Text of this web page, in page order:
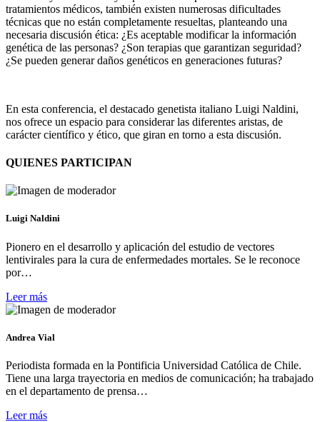
tratamientos médicos, también existen numerosas dificultades
técnicas que no están completamente resueltas, planteando una
necesaria discusión ética: ¿Es aceptable modificar la información
genética de las personas? ¿Son terapias que garantizan seguridad?
¿Se pueden generar daños genéticos en generaciones futuras?
En esta conferencia, el destacado genetista italiano Luigi Naldini,
nos ofrece un espacio para considerar las diferentes aristas, de
carácter científico y ético, que giran en torno a esta discusión.
QUIENES PARTICIPAN
Luigi Naldini
Pionero en el desarrollo y aplicación del estudio de vectores
lentivirales para la cura de enfermedades mortales. Se le reconoce
por…
Leer más
Andrea Vial
Periodista formada en la Pontificia Universidad Católica de Chile.
Tiene una larga trayectoria en medios de comunicación; ha trabajado
en el departamento de prensa…
Leer más